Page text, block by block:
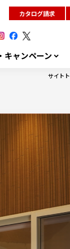
カタログ請求
キャンペーン
サイト